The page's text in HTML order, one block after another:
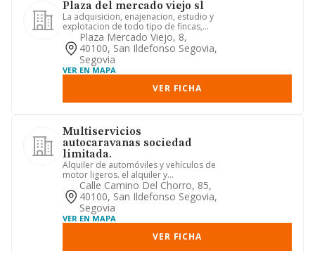
Plaza del mercado viejo sl
La adquisicion, enajenacion, estudio y
explotacion de todo tipo de fincas,
sean rusticas o urbanas,...
Plaza Mercado Viejo, 8,
40100, San Ildefonso Segovia,
Segovia
VER EN MAPA
VER FICHA
Multiservicios
autocaravanas sociedad
limitada.
Alquiler de automóviles y vehículos de
motor ligeros. el alquiler y
compraventa de autocaravanas, s...
Calle Camino Del Chorro, 85,
40100, San Ildefonso Segovia,
Segovia
VER EN MAPA
VER FICHA